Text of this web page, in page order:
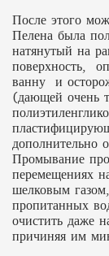
После этого
Пелена была
натянутый на
поверхность,
ванну и
(дающей очень
дополнительно
Промывание
перемещениях
шелковым
пропитанных
очистить даже
причиняя им